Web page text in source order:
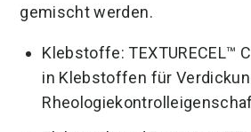
gemischt werden.
Klebstoffe: TEXTURECEL™
in Klebstoffen für